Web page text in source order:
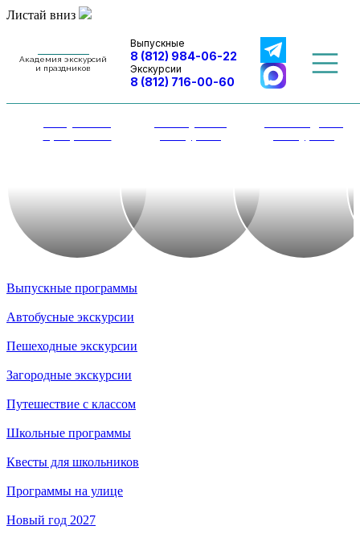
Листай вниз
Академия экскурсий
и праздников
Выпускные
8 (812) 984-06-22
Экскурсии
8 (812) 716-00-60
Выпускные программы
Автобусные экскурсии
Пешеходные экскурсии
Загородные экскурсии
Путешествие с классом
Школьные программы
Квесты для школьников
Программы на улице
Новый год 2027